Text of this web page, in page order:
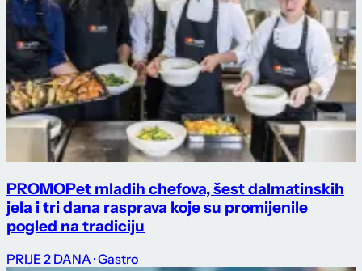
PROMOPet mladih chefova, šest dalmatinskih
jela i tri dana rasprava koje su promijenile
pogled na tradiciju
PRIJE 2 DANA · Gastro